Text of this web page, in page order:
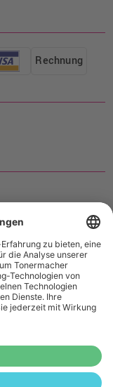
Rechnung
sich ein Warenwert
Ihrem Warenkorb, ist der
richtet sich